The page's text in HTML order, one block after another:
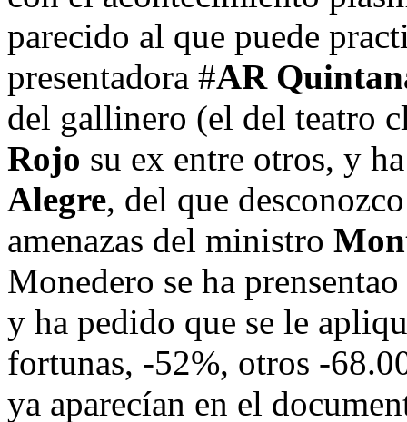
parecido al que puede
presentadora #AR
del gallinero (el del teatro
Rojo su ex entre otros, y
Alegre, del que
amenazas del ministro
Monedero se ha
y ha pedido que se le
fortunas, -52%, otros -
ya aparecían en el